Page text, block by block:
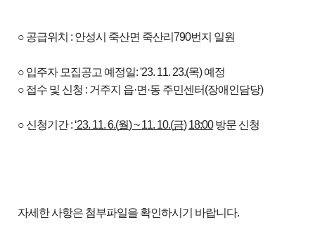
○ 공급위치 : 안성시 죽산면 죽산리790번지 일원
○ 입주자 모집공고 예정일: '23. 11. 23.(목) 예정
○ 접수 및 신청 : 거주지 읍·면·동 주민센터(장애인담당)
○ 신청기간 : ‘23. 11. 6.(월) ~ 11. 10.(금) 18:00방문 신청
자세한 사항은 첨부파일을 확인하시기 바랍니다.